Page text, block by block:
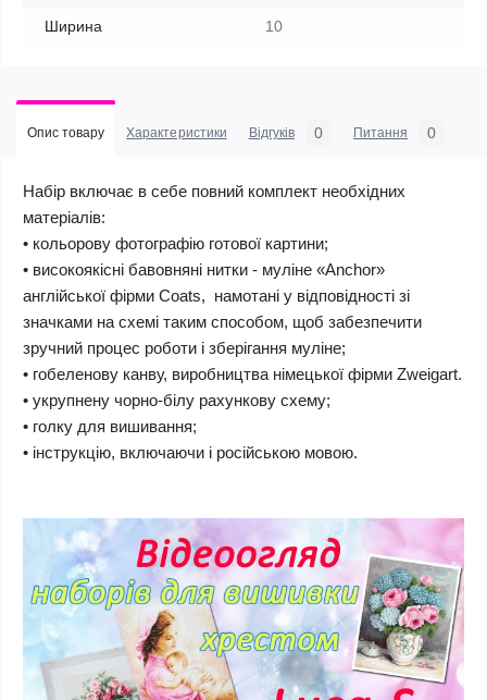
Ширина 10
Опис товару Характеристики Відгуків 0 Питання 0
Набір включає в себе повний комплект необхідних
матеріалів:
• кольорову фотографію готової картини;
• високоякісні бавовняні нитки - муліне «Anchor»
англійської фірми Coats, намотані у відповідності зі
значками на схемі таким способом, щоб забезпечити
зручний процес роботи і зберігання муліне;
• гобеленову канву, виробництва німецької фірми Zweigart.
• укрупнену чорно-білу рахункову схему;
• голку для вишивання;
• інструкцію, включаючи і російською мовою.